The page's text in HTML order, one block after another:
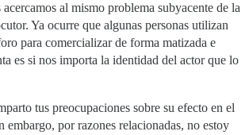
al mismo problema subyacente de la
Ya ocurre que algunas personas utilizan
para comercializar de forma matizada e
es si nos importa la identidad del actor que lo
tus preocupaciones sobre su efecto en el
embargo, por razones relacionadas, no estoy